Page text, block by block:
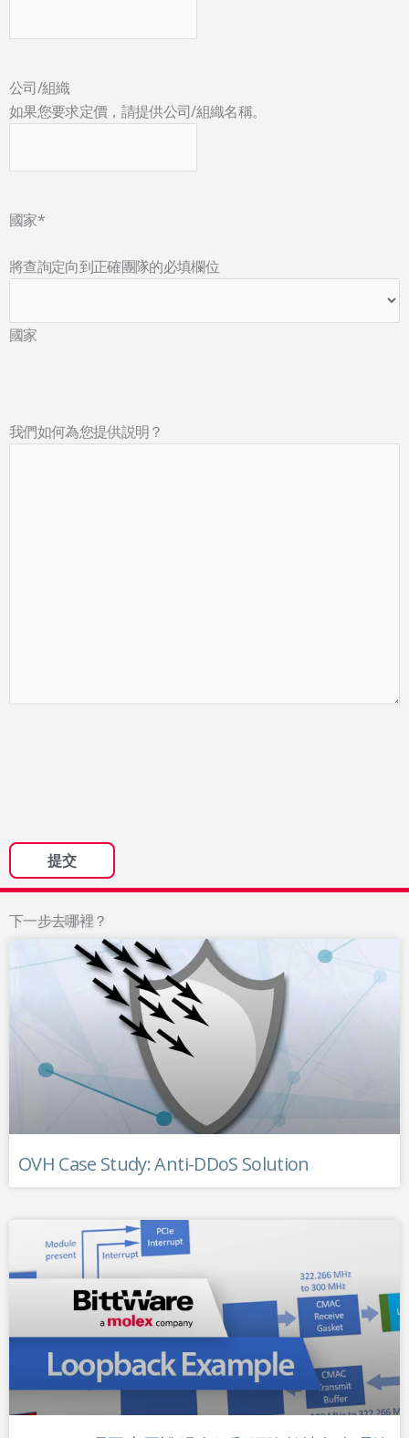
公司/組織
如果您要求定價，請提供公司/組織名稱。
國家*
將查詢定向到正確團隊的必填欄位
國家
我們如何為您提供説明？
下一步去哪裡？
OVH Case Study: Anti-DDoS Solution